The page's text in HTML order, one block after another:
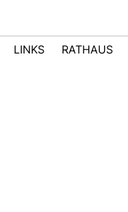
LINKS
RATHAUS